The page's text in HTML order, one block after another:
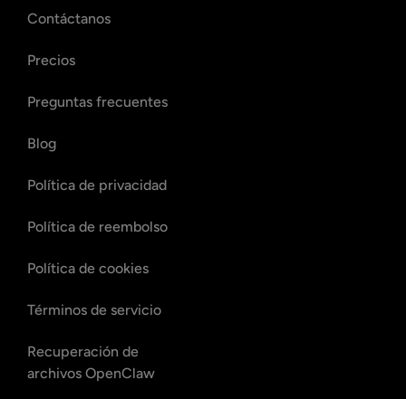
Contáctanos
Precios
Preguntas frecuentes
Blog
Política de privacidad
Política de reembolso
Política de cookies
Términos de servicio
Recuperación de
archivos OpenClaw